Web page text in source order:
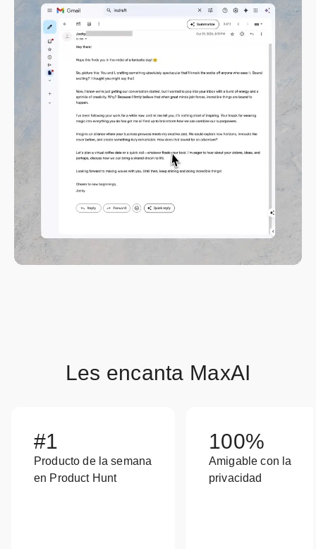
Les encanta MaxAI
#1
Producto de la semana
en Product Hunt
100%
Amigable con la
privacidad